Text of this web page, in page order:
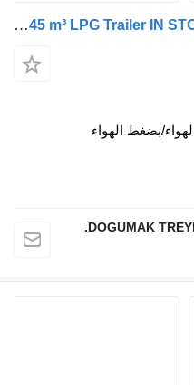
Doğumak ADR APPROVED 45 m³ LPG Trailer IN STOCK | READY TO SHIP | 45 m³
بضغط الهواء
DOGUMAK